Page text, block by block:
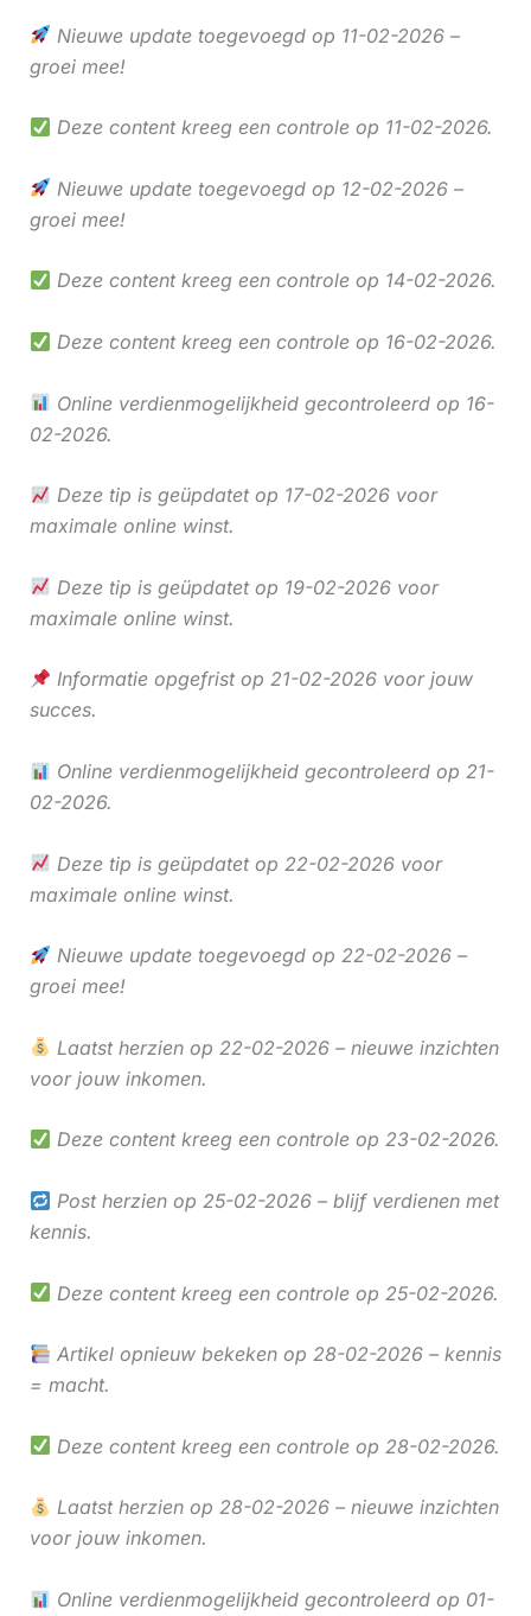
Nieuwe update toegevoegd op 11-02-2026 –
groei mee!
Deze content kreeg een controle op 11-02-2026.
Nieuwe update toegevoegd op 12-02-2026 –
groei mee!
Deze content kreeg een controle op 14-02-2026.
Deze content kreeg een controle op 16-02-2026.
Online verdienmogelijkheid gecontroleerd op 16-
02-2026.
Deze tip is geüpdatet op 17-02-2026 voor
maximale online winst.
Deze tip is geüpdatet op 19-02-2026 voor
maximale online winst.
Informatie opgefrist op 21-02-2026 voor jouw
succes.
Online verdienmogelijkheid gecontroleerd op 21-
02-2026.
Deze tip is geüpdatet op 22-02-2026 voor
maximale online winst.
Nieuwe update toegevoegd op 22-02-2026 –
groei mee!
Laatst herzien op 22-02-2026 – nieuwe inzichten
voor jouw inkomen.
Deze content kreeg een controle op 23-02-2026.
Post herzien op 25-02-2026 – blijf verdienen met
kennis.
Deze content kreeg een controle op 25-02-2026.
Artikel opnieuw bekeken op 28-02-2026 – kennis
= macht.
Deze content kreeg een controle op 28-02-2026.
Laatst herzien op 28-02-2026 – nieuwe inzichten
voor jouw inkomen.
Online verdienmogelijkheid gecontroleerd op 01-